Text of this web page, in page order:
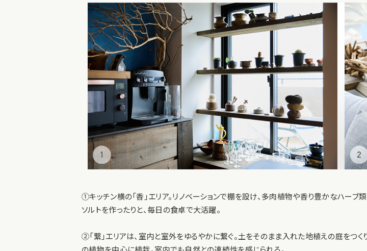
①キッチン横の「香」エリア。リノベーションで棚を設け、多肉植物や香り豊かなハー
ソルトを作ったりと、毎日の食卓で大活躍。
②「繋」エリアは、室内と室外をゆるやかに繋ぐ。土をそのまま入れた地植えの庭をつ